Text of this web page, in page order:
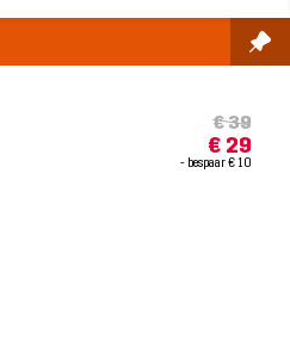
€ 39
€ 29
- bespaar€ 10